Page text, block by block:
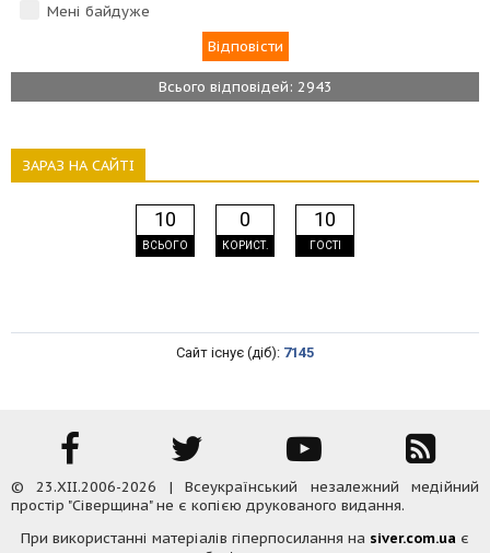
Мені байдуже
Всього відповідей: 2943
ЗАРАЗ НА САЙТІ
10
ВСЬОГО
0
КОРИСТ.
10
ГОСТІ
Сайт існує (діб): 7145
© 23.XII.2006-2026 | Всеукраїнський незалежний медійний
простір "Сіверщина" не є копією друкованого видання.
При використанні матеріалів гіперпосилання на siver.com.ua є